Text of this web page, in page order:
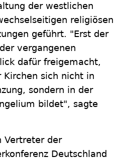
der westlichen
religiösen
geführt. "Erst der
vergangenen
dafür freigemacht,
sich nicht in
sondern in der
bildet", sagte
Vertreter der
Deutschland